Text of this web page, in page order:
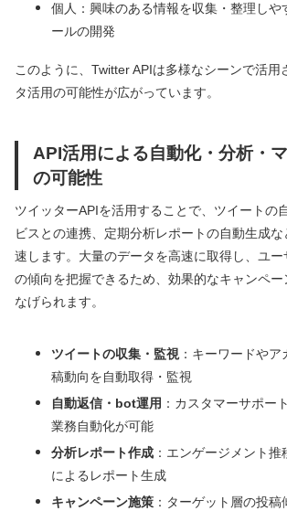
個人：興味のある情報を収集・整理しや
ールの開発
このように、Twitter APIは多様なシーンで活用
タ活用の可能性が広がっています。
API活用による自動化・分析・
の可能性
ツイッターAPIを活用することで、ツイートの
ビスとの連携、定期分析レポートの自動生成
速します。大量のデータを高速に取得し、ユ
の傾向を把握できるため、効果的なキャンペ
なげられます。
ツイートの収集・監視 ：キーワードや
稿動向を自動取得・監視
自動返信・bot運用 ：カスタマーサポー
業務自動化が可能
分析レポート作成 ：エンゲージメント
によるレポート生成
キャンペーン施策 ：ターゲット層の投